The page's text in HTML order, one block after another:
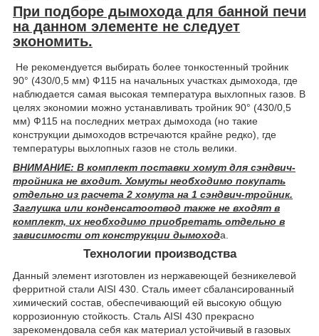
При подборе дымохода для банной печи
на данном элементе не следует
экономить.
Не рекомендуется выбирать более тонкостенный тройник
90° (430/0,5 мм) Ф115 на начальных участках дымохода, где
наблюдается самая высокая температура выхлопных газов. В
целях экономии можно устанавливать тройник 90° (430/0,5
мм) Ф115 на последних метрах дымохода (но такие
конструкции дымоходов встречаются крайне редко), где
температуры выхлопных газов не столь велики.
ВНИМАНИЕ: В комплект поставки хомут для сэндвич-
тройника не входит. Хомуты необходимо покупать
отдельно из расчета 2 хомута на 1 сэндвич-тройник.
Заглушка или конденсатоотвод также не входят в
комплект, их необходимо приобретать отдельно в
зависимости от конструкции дымохода.
Технологии производства
Данный элемент изготовлен из нержавеющей безникелевой
ферритной стали AISI 430. Сталь имеет сбалансированный
химический состав, обеспечивающий ей высокую общую
коррозионную стойкость. Сталь AISI 430 прекрасно
зарекомендовала себя как материал устойчивый в газовых